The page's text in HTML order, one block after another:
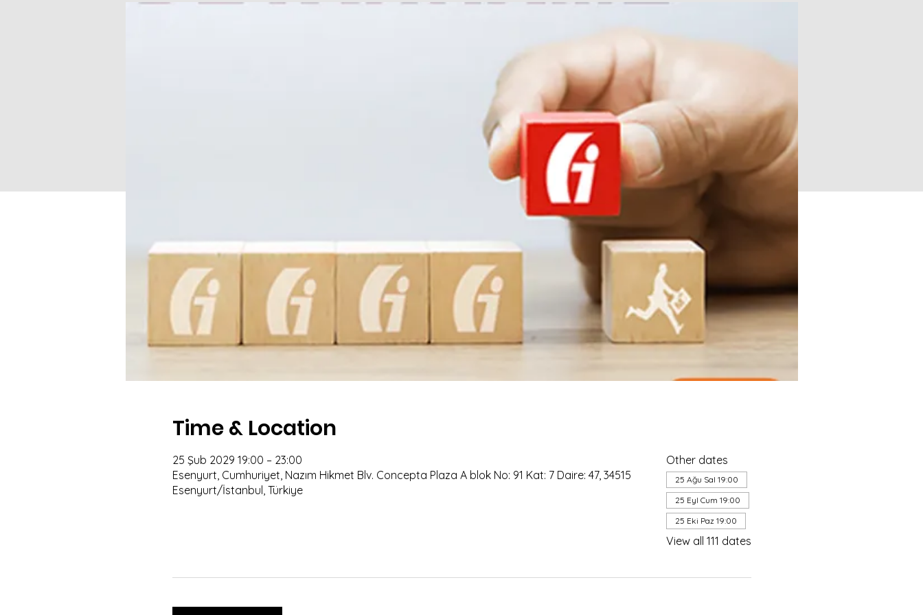
Time & Location
25 Şub 2029 19:00 – 23:00
Esenyurt, Cumhuriyet, Nazım Hikmet Blv. Concepta Plaza A blok No: 91 Kat: 7 Daire: 47, 34515
Esenyurt/İstanbul, Türkiye
Other dates
25 Ağu Sal 19:00
25 Eyl Cum 19:00
25 Eki Paz 19:00
View all 111 dates